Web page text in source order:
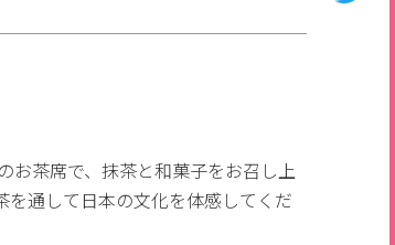
お茶席で、抹茶と和菓子をお召し上
通して日本の文化を体感してくだ